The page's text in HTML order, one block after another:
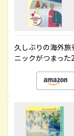
久しぶりの海外
ニックがつまっ